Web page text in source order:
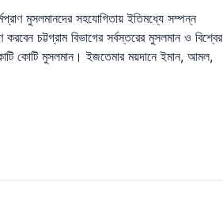
মুসলমানদের সহযোগিতায় ইতিমধ্যে সম্পন্ন
চট্টগ্রাম বিভাগের সর্বস্তরের মুসলমান ও বিশ্বের
কোটি মুসলমান। ইজতেমার ময়দানে ইমান, আমল,